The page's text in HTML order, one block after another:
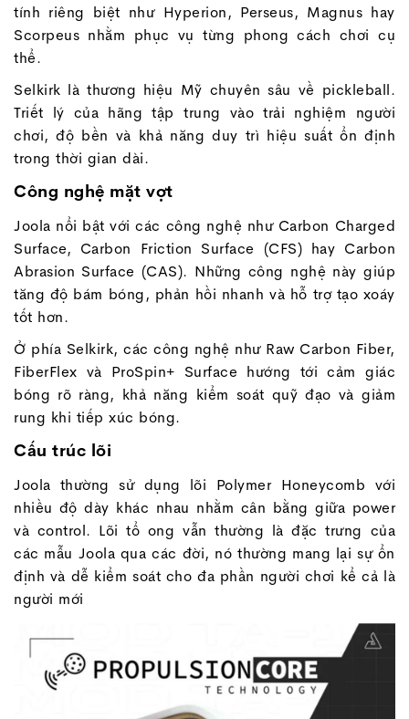
tính riêng biệt như Hyperion, Perseus, Magnus hay
Scorpeus nhằm phục vụ từng phong cách chơi cụ
thể.
Selkirk là thương hiệu Mỹ chuyên sâu về pickleball.
Triết lý của hãng tập trung vào trải nghiệm người
chơi, độ bền và khả năng duy trì hiệu suất ổn định
trong thời gian dài.
Công nghệ mặt vợt
Joola nổi bật với các công nghệ như Carbon Charged
Surface, Carbon Friction Surface (CFS) hay Carbon
Abrasion Surface (CAS). Những công nghệ này giúp
tăng độ bám bóng, phản hồi nhanh và hỗ trợ tạo xoáy
tốt hơn.
Ở phía Selkirk, các công nghệ như Raw Carbon Fiber,
FiberFlex và ProSpin+ Surface hướng tới cảm giác
bóng rõ ràng, khả năng kiểm soát quỹ đạo và giảm
rung khi tiếp xúc bóng.
Cấu trúc lõi
Joola thường sử dụng lõi Polymer Honeycomb với
nhiều độ dày khác nhau nhằm cân bằng giữa power
và control. Lõi tổ ong vẫn thường là đặc trưng của
các mẫu Joola qua các đời, nó thường mang lại sự ổn
định và dễ kiểm soát cho đa phần người chơi kể cả là
người mới